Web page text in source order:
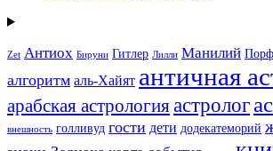
Zet Антиох Бируни Гитлер Лилли Манилий
алгоритм аль-Хайят античная
арабская астрологияастролог
внешность голливуд гости дети додекатеморий